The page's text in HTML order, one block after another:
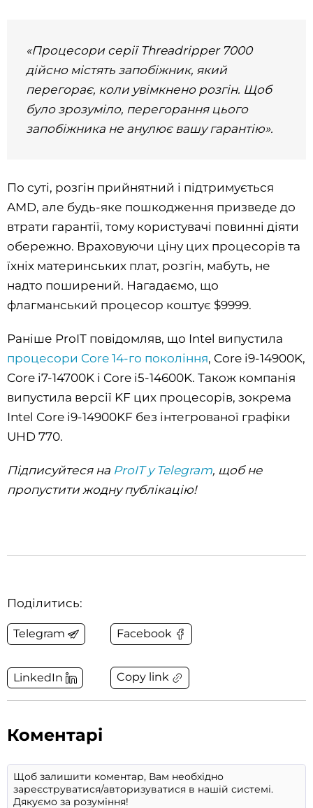
«Процесори серії Threadripper 7000
дійсно містять запобіжник, який
перегорає, коли увімкнено розгін. Щоб
було зрозуміло, перегорання цього
запобіжника не анулює вашу гарантію».
По суті, розгін прийнятний і підтримується
AMD, але будь-яке пошкодження призведе до
втрати гарантії, тому користувачі повинні діяти
обережно. Враховуючи ціну цих процесорів та
їхніх материнських плат, розгін, мабуть, не
надто поширений. Нагадаємо, що
флагманський процесор коштує $9999.
Раніше ProIT повідомляв, що Intel випустила
процесори Core 14-го покоління, Core i9-14900K,
Core i7-14700K і Core i5-14600K. Також компанія
випустила версії KF цих процесорів, зокрема
Intel Core i9-14900KF без інтегрованої графіки
UHD 770.
Підписуйтеся на ProIT у Telegram, щоб не
пропустити жодну публікацію!
Поділитись:
Telegram Facebook
LinkedIn Copy link
Коментарі